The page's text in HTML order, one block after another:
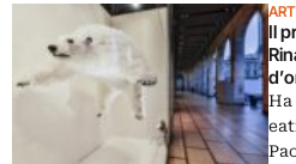
Il